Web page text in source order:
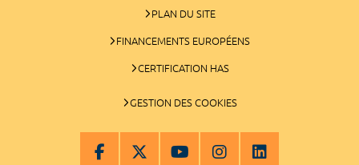
PLAN DU SITE
FINANCEMENTS EUROPÉENS
CERTIFICATION HAS
GESTION DES COOKIES